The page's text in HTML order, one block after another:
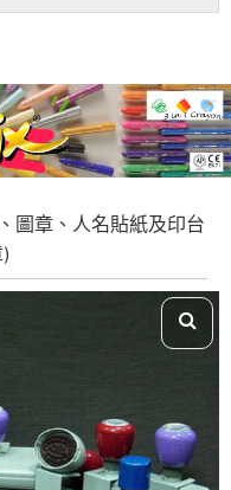
圖章、人名貼紙及印台